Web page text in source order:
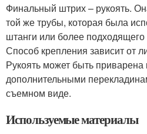
Финальный штрих – рукоять.
той же трубы, которая была
штанги или более подходящего
Способ крепления зависит от
Рукоять может быть приварена
дополнительными
съемном виде.
Используемые материалы